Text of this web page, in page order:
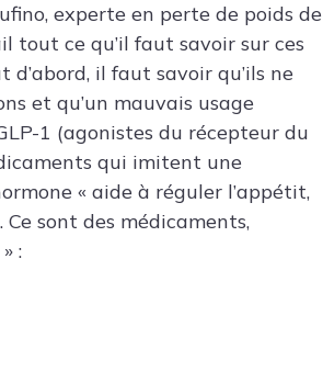
experte en perte de poids de
tout ce qu’il faut savoir sur ces
il faut savoir qu’ils ne
et qu’un mauvais usage
1 (agonistes du récepteur du
qui imitent une
« aide à réguler l’appétit,
sont des médicaments,
: